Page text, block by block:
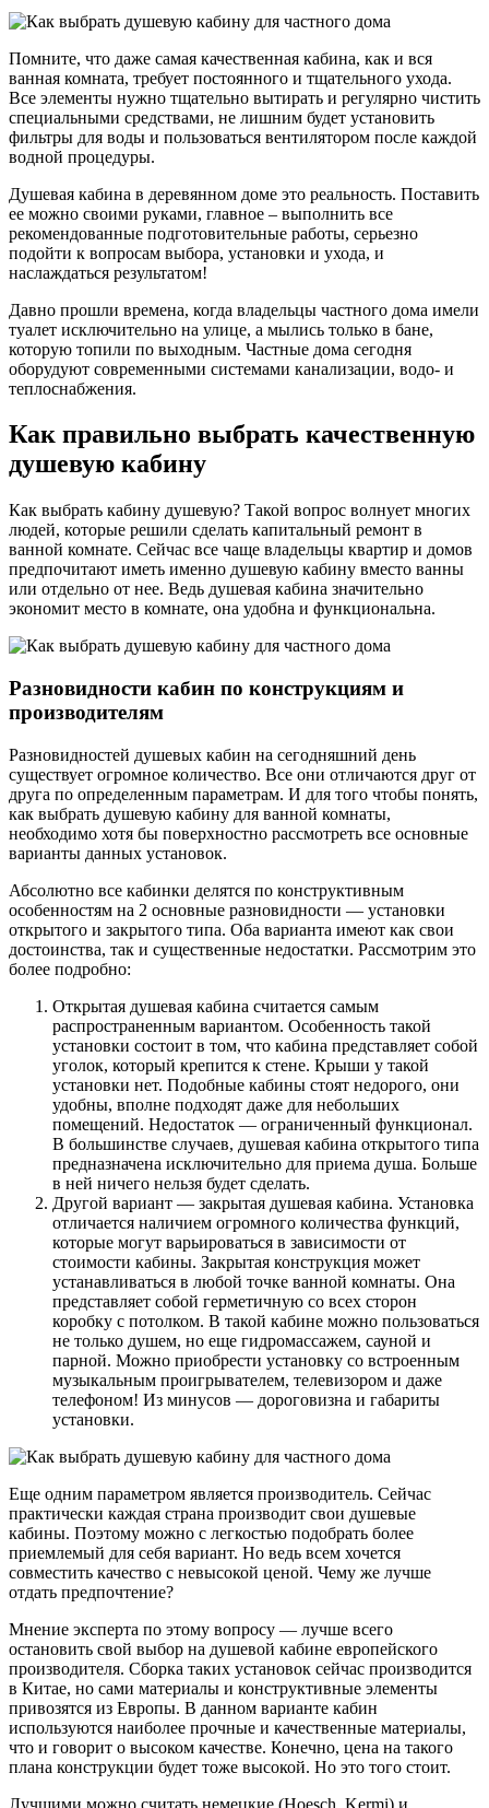
Помните, что даже самая качественная кабина, как и вся
ванная комната, требует постоянного и тщательного ухода.
Все элементы нужно тщательно вытирать и регулярно чистить
специальными средствами, не лишним будет установить
фильтры для воды и пользоваться вентилятором после каждой
водной процедуры.
Душевая кабина в деревянном доме это реальность. Поставить
ее можно своими руками, главное – выполнить все
рекомендованные подготовительные работы, серьезно
подойти к вопросам выбора, установки и ухода, и
наслаждаться результатом!
Давно прошли времена, когда владельцы частного дома имели
туалет исключительно на улице, а мылись только в бане,
которую топили по выходным. Частные дома сегодня
оборудуют современными системами канализации, водо- и
теплоснабжения.
Как правильно выбрать качественную
душевую кабину
Как выбрать кабину душевую? Такой вопрос волнует многих
людей, которые решили сделать капитальный ремонт в
ванной комнате. Сейчас все чаще владельцы квартир и домов
предпочитают иметь именно душевую кабину вместо ванны
или отдельно от нее. Ведь душевая кабина значительно
экономит место в комнате, она удобна и функциональна.
Разновидности кабин по конструкциям и
производителям
Разновидностей душевых кабин на сегодняшний день
существует огромное количество. Все они отличаются друг от
друга по определенным параметрам. И для того чтобы понять,
как выбрать душевую кабину для ванной комнаты,
необходимо хотя бы поверхностно рассмотреть все основные
варианты данных установок.
Абсолютно все кабинки делятся по конструктивным
особенностям на 2 основные разновидности — установки
открытого и закрытого типа. Оба варианта имеют как свои
достоинства, так и существенные недостатки. Рассмотрим это
более подробно:
Открытая душевая кабина считается самым
распространенным вариантом. Особенность такой
установки состоит в том, что кабина представляет собой
уголок, который крепится к стене. Крыши у такой
установки нет. Подобные кабины стоят недорого, они
удобны, вполне подходят даже для небольших
помещений. Недостаток — ограниченный функционал.
В большинстве случаев, душевая кабина открытого типа
предназначена исключительно для приема душа. Больше
в ней ничего нельзя будет сделать.
Другой вариант — закрытая душевая кабина. Установка
отличается наличием огромного количества функций,
которые могут варьироваться в зависимости от
стоимости кабины. Закрытая конструкция может
устанавливаться в любой точке ванной комнаты. Она
представляет собой герметичную со всех сторон
коробку с потолком. В такой кабине можно пользоваться
не только душем, но еще гидромассажем, сауной и
парной. Можно приобрести установку со встроенным
музыкальным проигрывателем, телевизором и даже
телефоном! Из минусов — дороговизна и габариты
установки.
Еще одним параметром является производитель. Сейчас
практически каждая страна производит свои душевые
кабины. Поэтому можно с легкостью подобрать более
приемлемый для себя вариант. Но ведь всем хочется
совместить качество с невысокой ценой. Чему же лучше
отдать предпочтение?
Мнение эксперта по этому вопросу — лучше всего
остановить свой выбор на душевой кабине европейского
производителя. Сборка таких установок сейчас производится
в Китае, но сами материалы и конструктивные элементы
привозятся из Европы. В данном варианте кабин
используются наиболее прочные и качественные материалы,
что и говорит о высоком качестве. Конечно, цена на такого
плана конструкции будет тоже высокой. Но это того стоит.
Лучшими можно считать немецкие (Hoesch, Kermi) и